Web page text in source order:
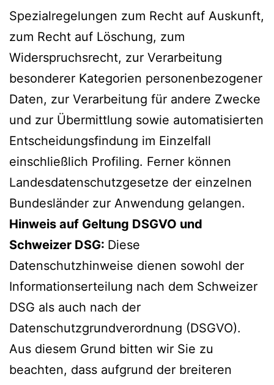
Spezialregelungen zum Recht auf Auskunft,
zum Recht auf Löschung, zum
Widerspruchsrecht, zur Verarbeitung
besonderer Kategorien personenbezogener
Daten, zur Verarbeitung für andere Zwecke
und zur Übermittlung sowie automatisierten
Entscheidungsfindung im Einzelfall
einschließlich Profiling. Ferner können
Landesdatenschutzgesetze der einzelnen
Bundesländer zur Anwendung gelangen.
Hinweis auf Geltung DSGVO und
Schweizer DSG: Diese
Datenschutzhinweise dienen sowohl der
Informationserteilung nach dem Schweizer
DSG als auch nach der
Datenschutzgrundverordnung (DSGVO).
Aus diesem Grund bitten wir Sie zu
beachten, dass aufgrund der breiteren